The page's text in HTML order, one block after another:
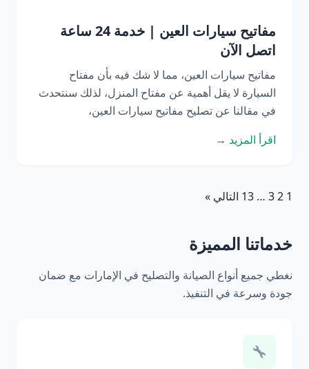
مفاتيح سيارات العين | خدمة 24 ساعة
اتصل الآن
مفاتيح سيارات العين، مما لا شك فيه بأن مفتاح
السيارة لا يقل أهمية عن مفتاح المنزل، لذلك سنتحدث
في مقالنا عن تصليح مفاتيح سيارات العين،
اقرأ المزيد →
1
2
3
…
13 التالي »
خدماتنا المميزة
نغطي جميع أنواع الصيانة والتصليح في الإمارات مع ضمان
جودة وسرعة في التنفيذ.